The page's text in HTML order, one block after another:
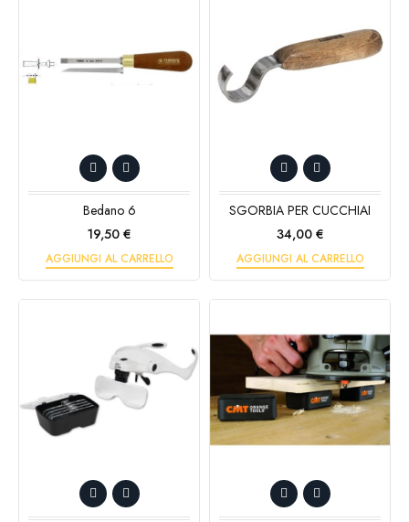
Bedano 6
Prezzo
19,50 €
AGGIUNGI AL CARRELLO
SGORBIA PER CUCCHIAI
Prezzo
34,00 €
AGGIUNGI AL CARRELLO